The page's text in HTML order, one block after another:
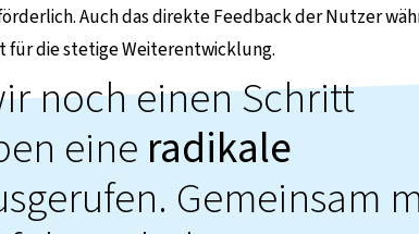
Auch das direkte Feedback der Nutzer
die stetige Weiterentwicklung.
noch einen Schritt
eine radikale
Gemeinsam